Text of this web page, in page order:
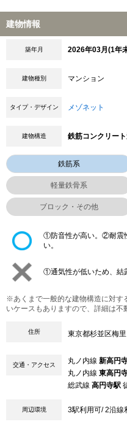
建物情報
築年月 2026年03月(1年
建物種別 マンション
タイプ・デザイン メゾネット
建物構造 鉄筋コンクリー
鉄筋系
軽量鉄骨系
ブロック・その他
①防音性が高い。②耐震
い。
①通気性が低いため、結
※あくまで一般的な建物構造に対す
いケースもありますので、詳細は不
住所 東京都杉並区梅里
交通・アクセス 丸ノ内線 新高円
丸ノ内線 東高円
総武線 高円寺駅
周辺環境 3駅利用可/ 2沿線